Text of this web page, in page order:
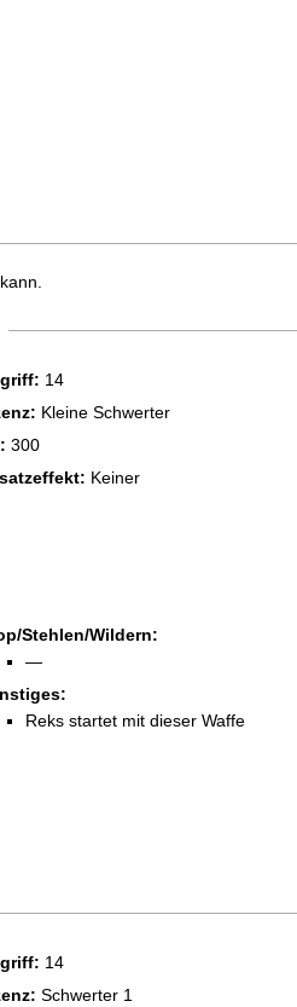
14
Kleine Schwerter
300
Keiner
Stehlen/Wildern:
—
Reks startet mit dieser Waffe
14
Schwerter 1